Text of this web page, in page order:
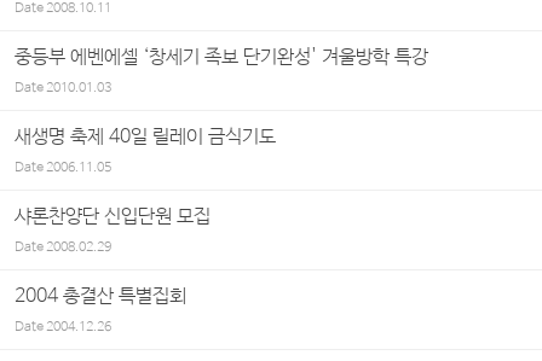
Date2008.10.11
중등부 에벤에셀 ‘창세기 족보 단기완성' 겨울방학 특강
Date2010.01.03
새생명 축제 40일 릴레이 금식기도
Date2006.11.05
샤론찬양단 신입단원 모집
Date2008.02.29
2004 총결산 특별집회
Date2004.12.26